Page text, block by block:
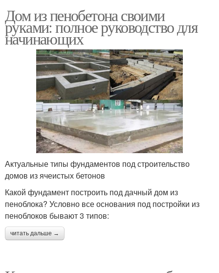
Дом из пенобетона своими
руками: полное руководство для
начинающих
Актуальные типы фундаментов под строительство
домов из ячеистых бетонов
Какой фундамент построить под дачный дом из
пеноблока? Условно все основания под постройки из
пеноблоков бывают 3 типов:
читать дальше →